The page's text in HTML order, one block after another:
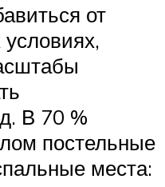
от
В 70 %
постельные
места: